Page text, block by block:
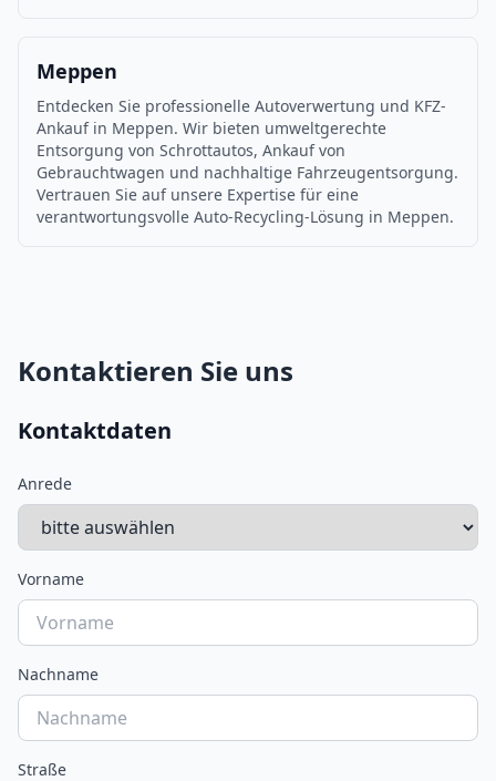
Meppen
Entdecken Sie professionelle Autoverwertung und KFZ-
Ankauf in Meppen. Wir bieten umweltgerechte
Entsorgung von Schrottautos, Ankauf von
Gebrauchtwagen und nachhaltige Fahrzeugentsorgung.
Vertrauen Sie auf unsere Expertise für eine
verantwortungsvolle Auto-Recycling-Lösung in Meppen.
Kontaktieren Sie uns
Kontaktdaten
Anrede
Vorname
Nachname
Straße